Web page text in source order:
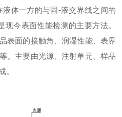
体一方的与固-液交界线之间的
今表面性能检测的主要方法。
表面的接触角、润湿性能、表界
。主要由光源、注射单元、样品
。